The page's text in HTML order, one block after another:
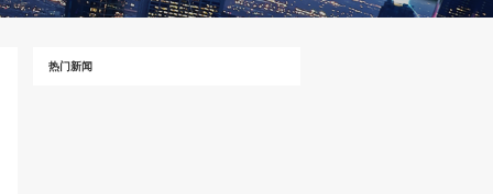
热门新闻